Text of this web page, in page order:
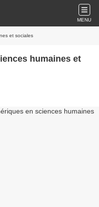
MENU
et sociales
humaines et